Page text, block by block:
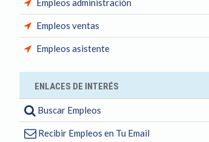
Empleos administración
Empleos ventas
Empleos asistente
ENLACES DE INTERÉS
Buscar Empleos
Recibir Empleos en Tu Email